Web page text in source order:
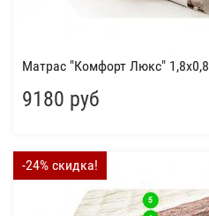
Матрас "Комфорт Люкс" 1,8x0,8
9180 руб
-24% скидка!